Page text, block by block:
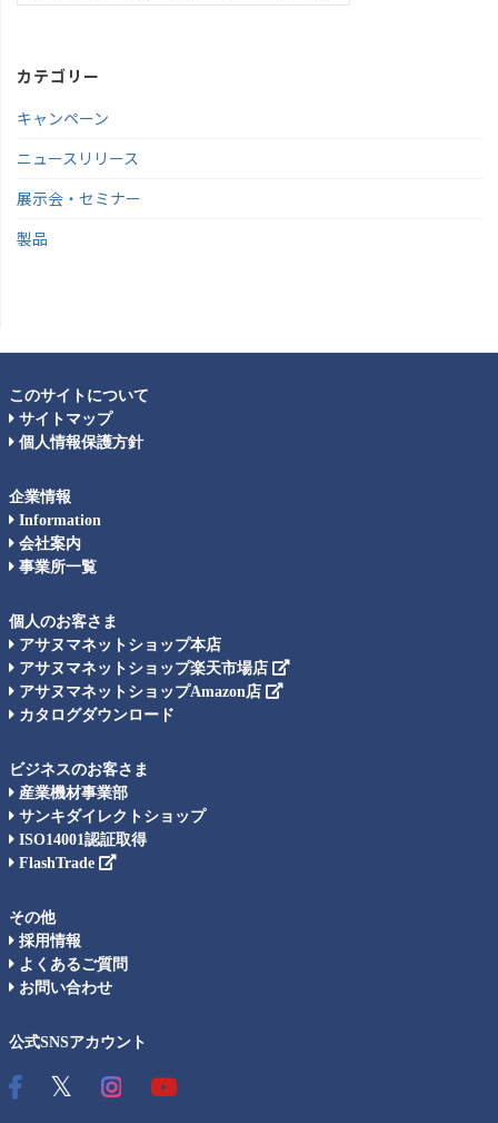
カテゴリー
キャンペーン
ニュースリリース
展示会・セミナー
製品
このサイトについて
サイトマップ
個人情報保護方針
企業情報
Information
会社案内
事業所一覧
個人のお客さま
アサヌマネットショップ本店
アサヌマネットショップ楽天市場店
アサヌマネットショップAmazon店
カタログダウンロード
ビジネスのお客さま
産業機材事業部
サンキダイレクトショップ
ISO14001認証取得
FlashTrade
その他
採用情報
よくあるご質問
お問い合わせ
公式SNSアカウント